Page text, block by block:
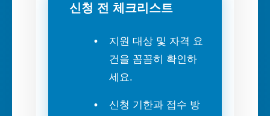
신청 전 체크리스트
지원 대상 및 자격 요
건을 꼼꼼히 확인하
세요.
신청 기한과 접수 방